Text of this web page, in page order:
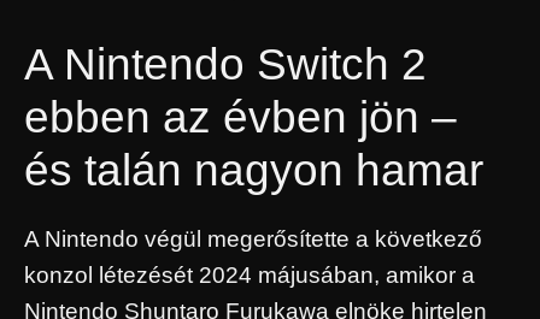
A Nintendo Switch 2
ebben az évben jön –
és talán nagyon hamar
A Nintendo végül megerősítette a következő
konzol létezését 2024 májusában, amikor a
Nintendo Shuntaro Furukawa elnöke hirtelen